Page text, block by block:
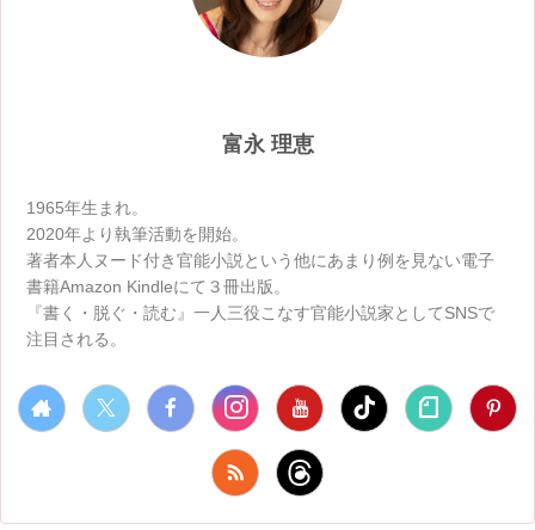
富永 理恵
1965年生まれ。
2020年より執筆活動を開始。
著者本人ヌード付き官能小説という他にあまり例を見ない電子
書籍Amazon Kindleにて３冊出版。
『書く・脱ぐ・読む』一人三役こなす官能小説家としてSNSで
注目される。